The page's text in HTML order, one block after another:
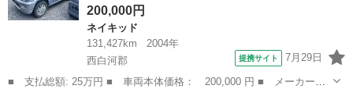
200,000円
ネイキッド
131,427km
2004年
西白河郡
提携サイト 7月29日
■ 支払総額: 25万円 ■ 車両本体価格： 200,000 円 ■ メーカー